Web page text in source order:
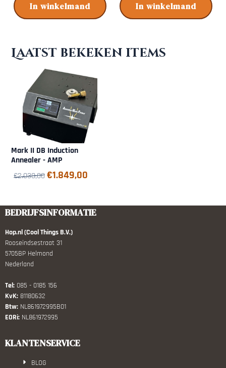
In winkelmand In winkelmand
Laatst bekeken items
Mark II DB Induction
Annealer - AMP
€2.030,00€1.849,00
BEDRIJFSINFORMATIE
Hop.nl (Cool Things B.V.)
Rooseindsestraat 31
5705BP Helmond
Nederland
Tel: 085 - 0185 156
KvK: 81180632
Btw: NL861972995B01
EORi: NL861972995
KLANTENSERVICE
BLOG